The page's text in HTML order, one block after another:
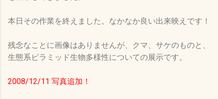
本日その作業を終えました。なかなか良い出来映えです！
残念なことに画像はありませんが、クマ、サケのものと、
生態系ピラミッド生物多様性についての展示です。
2008/12/11 写真追加！